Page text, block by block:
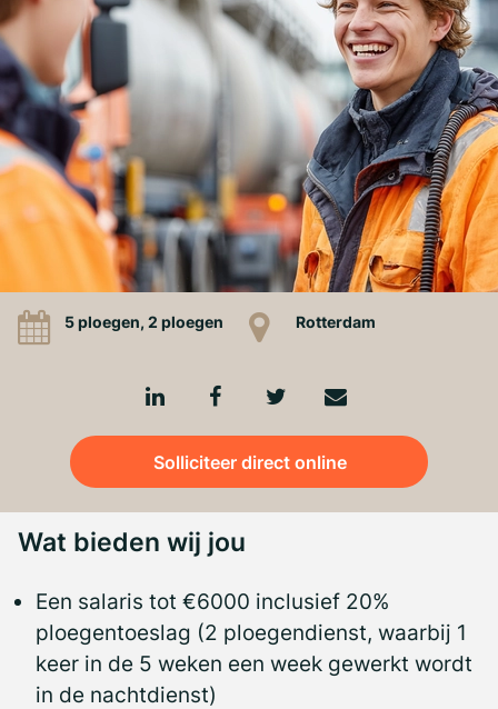
5 ploegen, 2 ploegen Rotterdam
Solliciteer direct online
Wat bieden wij jou
Een salaris tot €6000 inclusief 20%
ploegentoeslag (2 ploegendienst, waarbij 1
keer in de 5 weken een week gewerkt wordt
in de nachtdienst)